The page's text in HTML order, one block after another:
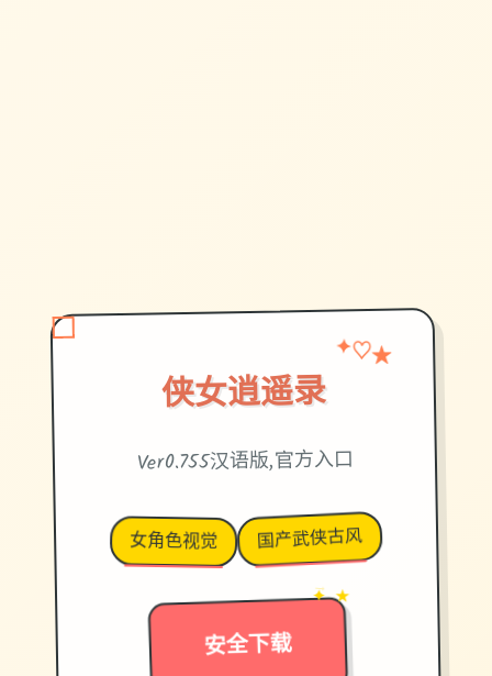
侠女逍遥录
✦♡★
Ver0.755汉语版,官方入口
女角色视觉 国产武侠古风
安全下载
→
✦ ★